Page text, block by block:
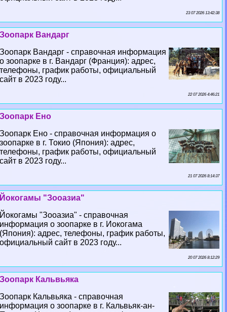
23 07 2026 13:42:38
Зоопарк Вандарг
Зоопарк Вандарг - справочная информация
о зоопарке в г. Вандарг (Франция): адрес,
телефоны, график работы, официальный
сайт в 2023 году...
22 07 2026 4:46:21
Зоопарк Ено
Зоопарк Ено - справочная информация о
зоопарке в г. Токио (Япония): адрес,
телефоны, график работы, официальный
сайт в 2023 году...
21 07 2026 8:14:37
Йокогамы "Зооазиа"
Йокогамы "Зооазиа" - справочная
информация о зоопарке в г. Иокогама
(Япония): адрес, телефоны, график работы,
официальный сайт в 2023 году...
20 07 2026 8:12:29
Зоопарк Кальвьяка
Зоопарк Кальвьяка - справочная
информация о зоопарке в г. Кальвьяк-ан-